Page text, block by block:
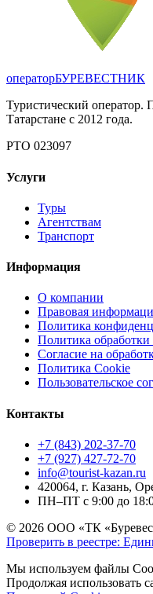
операторБУРЕВЕСТНИК
Туристический оператор.
Татарстане с 2012 года.
РТО 023097
Услуги
Туры
Агентствам
Транспорт
Информация
О компании
Правовая
Политика
Политика
Согласие на
Политика Cookie
Пользовательское
Контакты
+7 (843) 202-37-70
+7 (927) 427-72-70
info@tourist-kazan.ru
420064, г. Казань,
ПН–ПТ с 9:00 до
© 2026 ООО «ТК
Проверить в реестре:
Мы используем файлы
Продолжая использовать